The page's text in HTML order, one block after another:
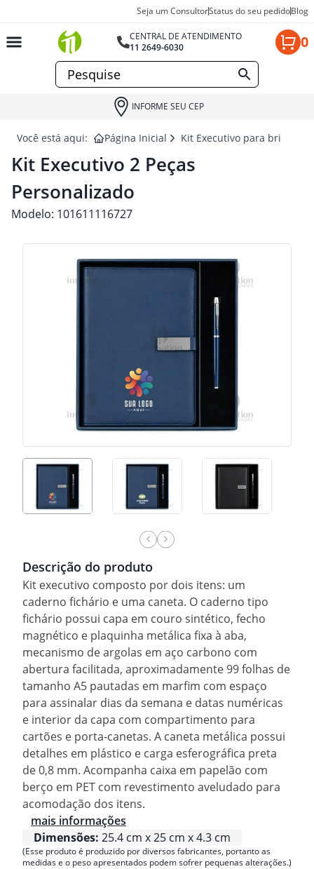
Seja um ConsultorStatus do seu pedidoBlog
CENTRAL DE ATENDIMENTO
11 2649-6030
0
INFORME SEU CEP
Você está aqui: Página Inicial Kit Executivo para brindes
Kit Executivo 2 Peças
Personalizado
Modelo: 101611116727
Descrição do produto
Kit executivo composto por dois itens: um
caderno fichário e uma caneta. O caderno tipo
fichário possui capa em couro sintético, fecho
magnético e plaquinha metálica fixa à aba,
mecanismo de argolas em aço carbono com
abertura facilitada, aproximadamente 99 folhas de
tamanho A5 pautadas em marfim com espaço
para assinalar dias da semana e datas numéricas
e interior da capa com compartimento para
cartões e porta-canetas. A caneta metálica possui
detalhes em plástico e carga esferográfica preta
de 0,8 mm. Acompanha caixa em papelão com
berço em PET com revestimento aveludado para
acomodação dos itens.
mais informações
Dimensões: 25.4 cm x 25 cm x 4.3 cm
(Esse produto é produzido por diversos fabricantes, portanto as
medidas e o peso apresentados podem sofrer pequenas alterações.)